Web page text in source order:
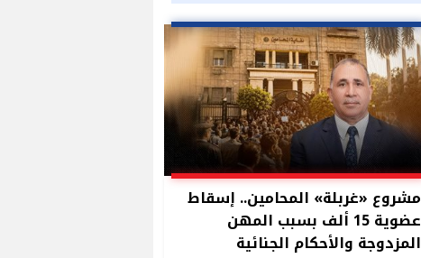
مشروع «غربلة» المحامين.. إسقاط
عضوية 15 ألف بسبب المهن
المزدوجة والأحكام الجنائية